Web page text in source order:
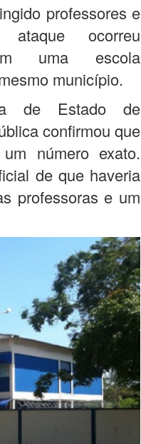
professores e
ocorreu
uma escola
município.
de Estado de
confirmou que
número exato.
de que haveria
professoras e um